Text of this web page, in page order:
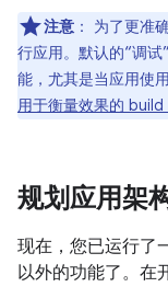
注意 ：
为了更准
行应用。默认的“调
能，尤其是当应用使用
用于衡量效果的 build
规划应用架
现在，您已运行了
以外的功能了。在